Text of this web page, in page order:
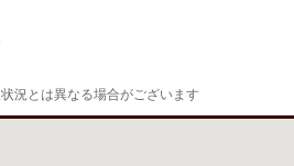
況とは異なる場合がございます